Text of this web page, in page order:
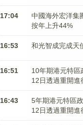
17:04
中國海外宏洋集
按年上升44%
16:53 和光智成完成天
16:51
10年期港元特區
12日透過重開進
16:43
5年期港元特區
12日透過重開進